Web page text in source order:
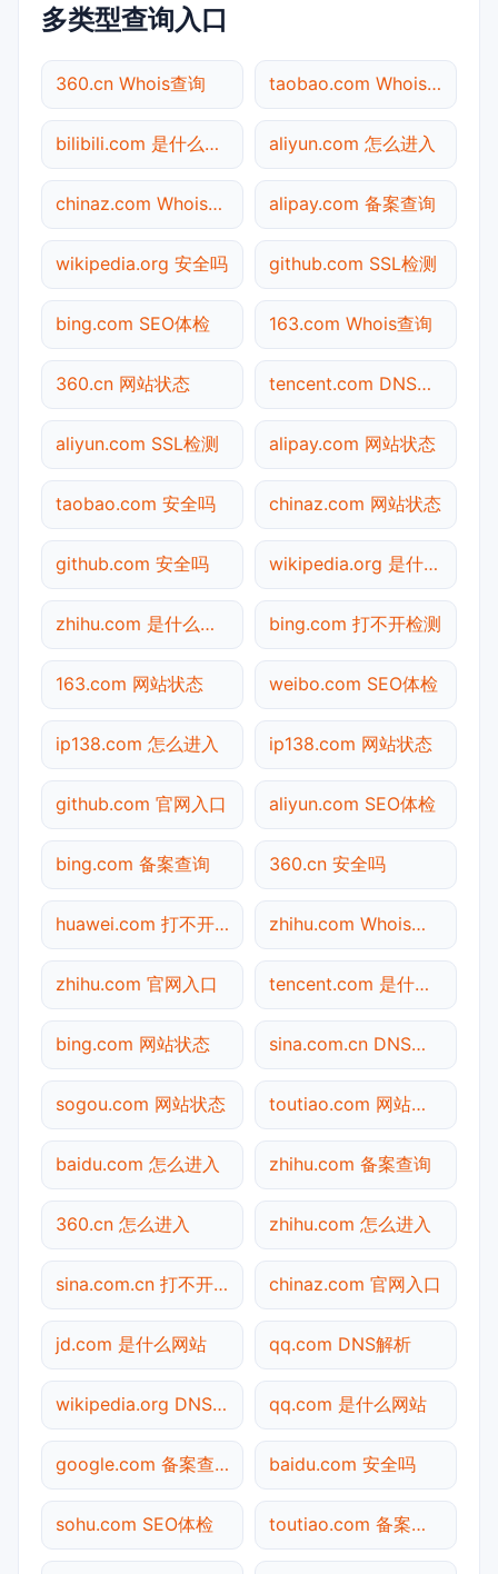
多类型查询入口
360.cn Whois查询 taobao.com Whois查询
bilibili.com 是什么网站 aliyun.com 怎么进入
chinaz.com Whois查询 alipay.com 备案查询
wikipedia.org 安全吗 github.com SSL检测
bing.com SEO体检 163.com Whois查询
360.cn 网站状态 tencent.com DNS解析
aliyun.com SSL检测 alipay.com 网站状态
taobao.com 安全吗 chinaz.com 网站状态
github.com 安全吗 wikipedia.org 是什么网站
zhihu.com 是什么网站 bing.com 打不开检测
163.com 网站状态 weibo.com SEO体检
ip138.com 怎么进入 ip138.com 网站状态
github.com 官网入口 aliyun.com SEO体检
bing.com 备案查询 360.cn 安全吗
huawei.com 打不开检测 zhihu.com Whois查询
zhihu.com 官网入口 tencent.com 是什么网站
bing.com 网站状态 sina.com.cn DNS解析
sogou.com 网站状态 toutiao.com 网站状态
baidu.com 怎么进入 zhihu.com 备案查询
360.cn 怎么进入 zhihu.com 怎么进入
sina.com.cn 打不开检测 chinaz.com 官网入口
jd.com 是什么网站 qq.com DNS解析
wikipedia.org DNS解析 qq.com 是什么网站
google.com 备案查询 baidu.com 安全吗
sohu.com SEO体检 toutiao.com 备案查询